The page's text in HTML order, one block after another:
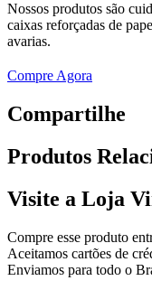
Nossos produtos são
caixas reforçadas de
avarias.
Compre Agora
Compartilhe
Produtos
Visite a Loja
Compre esse produto
Aceitamos cartões de
Enviamos para todo o